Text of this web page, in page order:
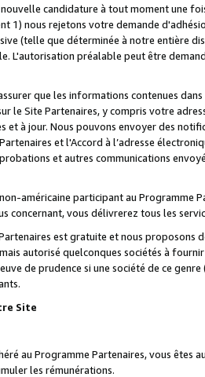
candidature à tout moment une
1) nous rejetons votre demande
(telle que déterminée à notre entière
L'autorisation préalable peut être
que les informations contenues
le Site Partenaires, y compris votre
et à jour. Nous pouvons envoyer des
et l'Accord à l’adresse
et autres communications
américaine participant au
concernant, vous délivrerez tous les
est gratuite et nous proposons
autorisé quelconques sociétés à
de prudence si une société de ce
Site
au Programme Partenaires, vous êtes
les rémunérations.